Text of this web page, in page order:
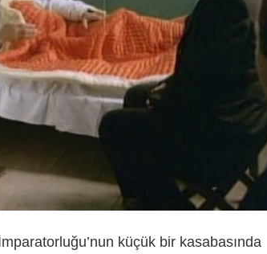
küçük bir kasabasında